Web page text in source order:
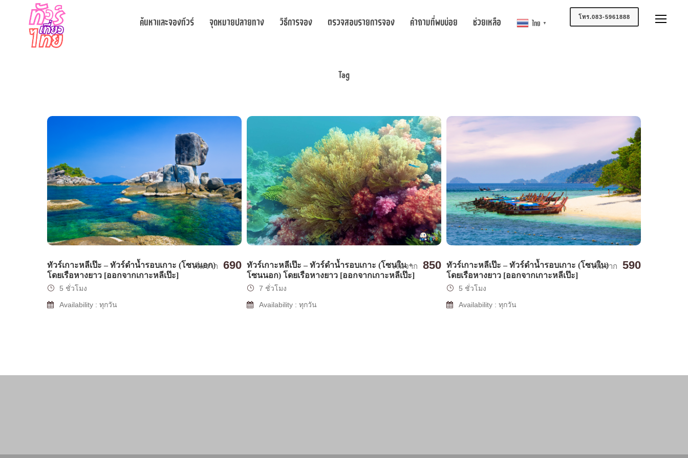
ค้นหาและจองทัวร์ จุดหมายปลายทาง วิธีการจอง ตรวจสอบรายการจอง คำถามที่พบบ่อย ช่วยเหลือ ไทย ▼
โทร.083-5961888
Tag
ทัวร์เกาะหลีเป๊ะ – ทัวร์ดำน้ำรอบเกาะ (โซนนอก)
โดยเรือหางยาว [ออกจากเกาะหลีเป๊ะ]
เริ่มจาก 690
5 ชั่วโมง
Availability : ทุกวัน
ทัวร์เกาะหลีเป๊ะ – ทัวร์ดำน้ำรอบเกาะ (โซนใน +
โซนนอก) โดยเรือหางยาว [ออกจากเกาะหลีเป๊ะ]
เริ่มจาก 850
7 ชั่วโมง
Availability : ทุกวัน
ทัวร์เกาะหลีเป๊ะ – ทัวร์ดำน้ำรอบเกาะ (โซนใน)
โดยเรือหางยาว [ออกจากเกาะหลีเป๊ะ]
เริ่มจาก 590
5 ชั่วโมง
Availability : ทุกวัน